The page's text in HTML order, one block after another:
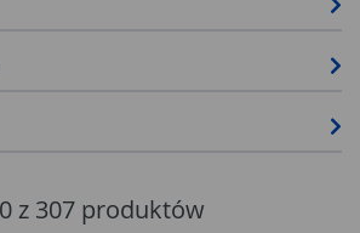
z 307 produktów